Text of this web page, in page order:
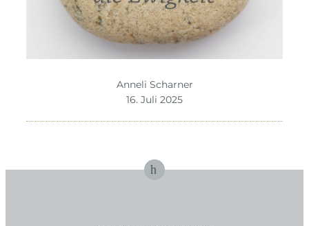
Anneli Scharner
16. Juli 2025